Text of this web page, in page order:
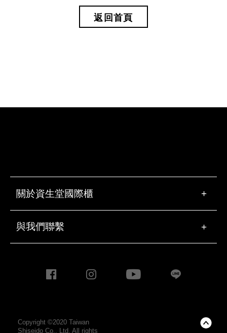
返回首頁
關於資生堂國際櫃 +
與我們聯繫 +
Copyright ©2020 Taiwan
Shiseido Co., Ltd. All rights